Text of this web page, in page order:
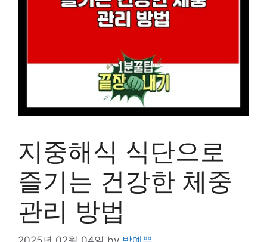
지중해식 식단으로
즐기는 건강한 체중
관리 방법